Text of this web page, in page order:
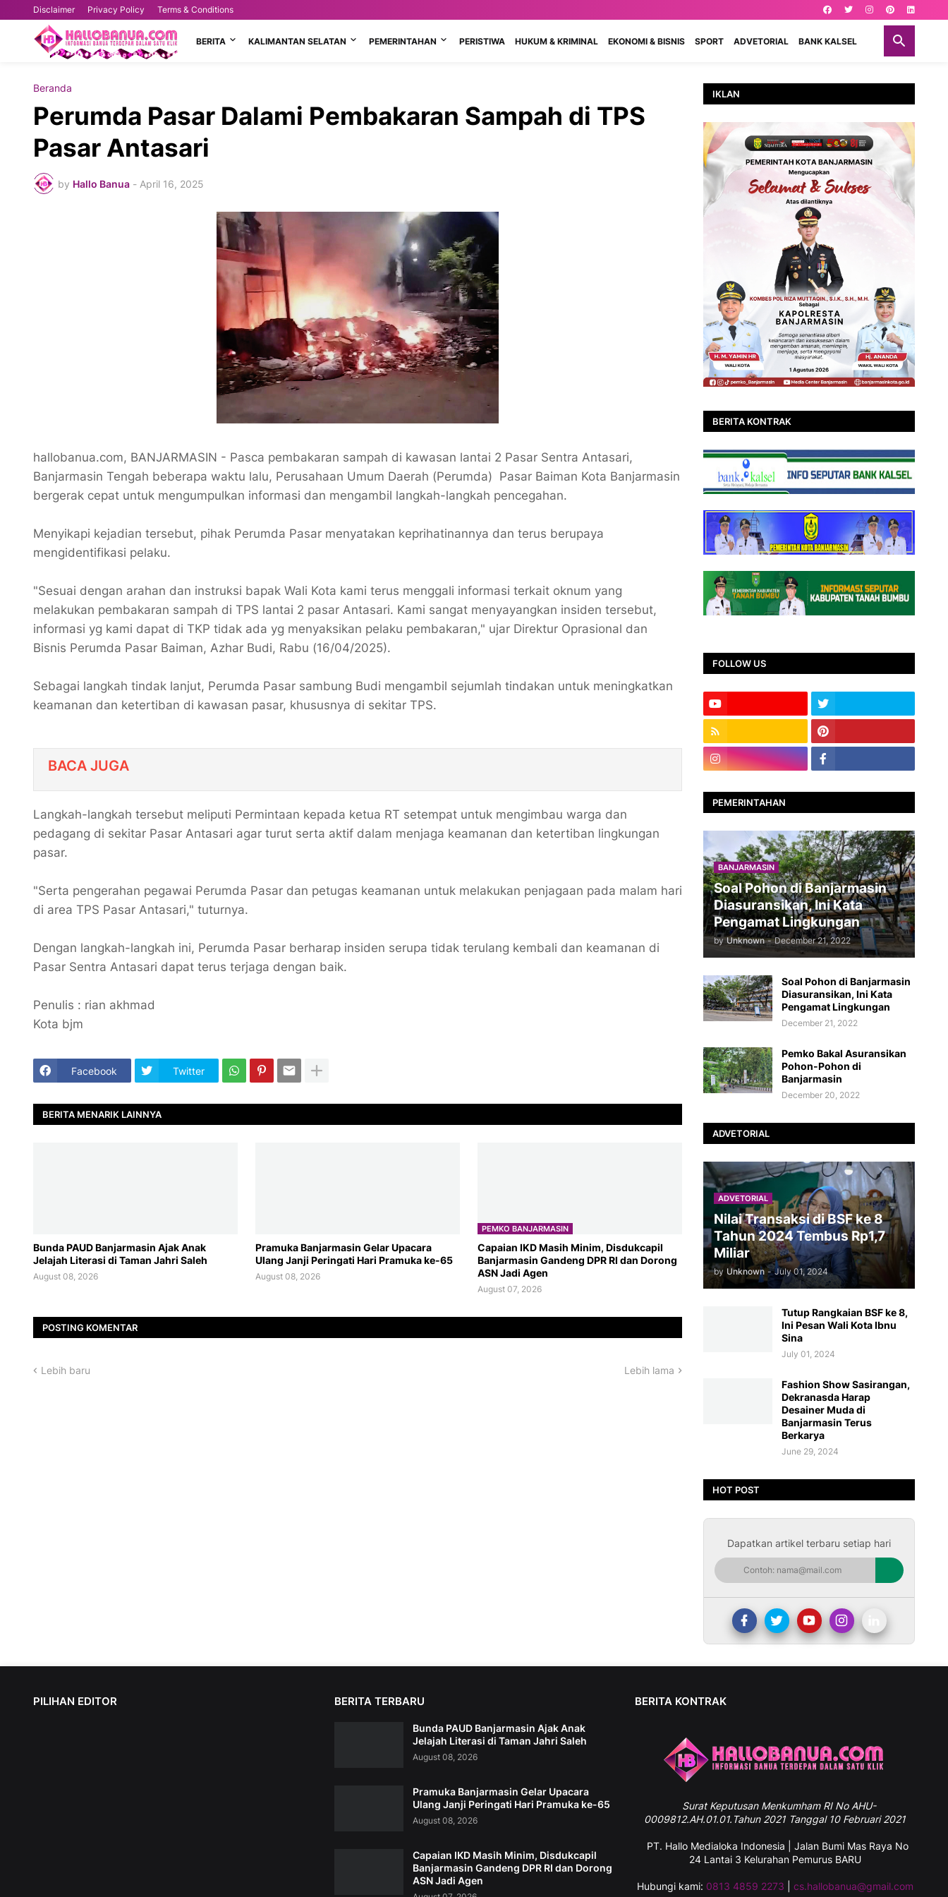
Disclaimer Privacy Policy Terms & Conditions
BERITA KALIMANTAN SELATAN PEMERINTAHAN PERISTIWA HUKUM & KRIMINAL EKONOMI & BISNIS SPORT ADVETORIAL BANK KALSEL
Beranda
Perumda Pasar Dalami Pembakaran Sampah di TPS
Pasar Antasari
by Hallo Banua - April 16, 2025
hallobanua.com, BANJARMASIN - Pasca pembakaran sampah di kawasan lantai 2 Pasar Sentra Antasari,
Banjarmasin Tengah beberapa waktu lalu, Perusahaan Umum Daerah (Perumda) Pasar Baiman Kota Banjarmasin
bergerak cepat untuk mengumpulkan informasi dan mengambil langkah-langkah pencegahan.
Menyikapi kejadian tersebut, pihak Perumda Pasar menyatakan keprihatinannya dan terus berupaya
mengidentifikasi pelaku.
"Sesuai dengan arahan dan instruksi bapak Wali Kota kami terus menggali informasi terkait oknum yang
melakukan pembakaran sampah di TPS lantai 2 pasar Antasari. Kami sangat menyayangkan insiden tersebut,
informasi yg kami dapat di TKP tidak ada yg menyaksikan pelaku pembakaran," ujar Direktur Oprasional dan
Bisnis Perumda Pasar Baiman, Azhar Budi, Rabu (16/04/2025).
Sebagai langkah tindak lanjut, Perumda Pasar sambung Budi mengambil sejumlah tindakan untuk meningkatkan
keamanan dan ketertiban di kawasan pasar, khususnya di sekitar TPS.
BACA JUGA
Langkah-langkah tersebut meliputi Permintaan kepada ketua RT setempat untuk mengimbau warga dan
pedagang di sekitar Pasar Antasari agar turut serta aktif dalam menjaga keamanan dan ketertiban lingkungan
pasar.
"Serta pengerahan pegawai Perumda Pasar dan petugas keamanan untuk melakukan penjagaan pada malam hari
di area TPS Pasar Antasari," tuturnya.
Dengan langkah-langkah ini, Perumda Pasar berharap insiden serupa tidak terulang kembali dan keamanan di
Pasar Sentra Antasari dapat terus terjaga dengan baik.
Penulis : rian akhmad
Kota bjm
Facebook Twitter
BERITA MENARIK LAINNYA
Bunda PAUD Banjarmasin Ajak Anak
Jelajah Literasi di Taman Jahri Saleh
August 08, 2026
Pramuka Banjarmasin Gelar Upacara
Ulang Janji Peringati Hari Pramuka ke-65
August 08, 2026
PEMKO BANJARMASIN
Capaian IKD Masih Minim, Disdukcapil
Banjarmasin Gandeng DPR RI dan Dorong
ASN Jadi Agen
August 07, 2026
POSTING KOMENTAR
Lebih baru Lebih lama
IKLAN
BERITA KONTRAK
FOLLOW US
PEMERINTAHAN
BANJARMASIN
Soal Pohon di Banjarmasin
Diasuransikan, Ini Kata
Pengamat Lingkungan
by Unknown - December 21, 2022
Soal Pohon di Banjarmasin
Diasuransikan, Ini Kata
Pengamat Lingkungan
December 21, 2022
Pemko Bakal Asuransikan
Pohon-Pohon di
Banjarmasin
December 20, 2022
ADVETORIAL
ADVETORIAL
Nilai Transaksi di BSF ke 8
Tahun 2024 Tembus Rp1,7
Miliar
by Unknown - July 01, 2024
Tutup Rangkaian BSF ke 8,
Ini Pesan Wali Kota Ibnu
Sina
July 01, 2024
Fashion Show Sasirangan,
Dekranasda Harap
Desainer Muda di
Banjarmasin Terus
Berkarya
June 29, 2024
HOT POST
Dapatkan artikel terbaru setiap hari
PILIHAN EDITOR BERITA TERBARU
Bunda PAUD Banjarmasin Ajak Anak
Jelajah Literasi di Taman Jahri Saleh
August 08, 2026
Pramuka Banjarmasin Gelar Upacara
Ulang Janji Peringati Hari Pramuka ke-65
August 08, 2026
Capaian IKD Masih Minim, Disdukcapil
Banjarmasin Gandeng DPR RI dan Dorong
ASN Jadi Agen
BERITA KONTRAK
SuratKeputusan Menkumham RI No AHU-
0009812.AH.01.01.Tahun 2021 Tanggal 10 Februari 2021
PT. Hallo Medialoka Indonesia | Jalan Bumi Mas Raya No
24 Lantai 3 Kelurahan Pemurus BARU
Hubungi kami: 0813 4859 2273 cs.hallobanua@gmail.com